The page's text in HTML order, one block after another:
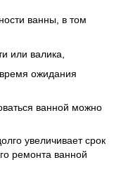
ванны, в том
или валика,
ожидания
ванной можно
увеличивает срок
ремонта ванной